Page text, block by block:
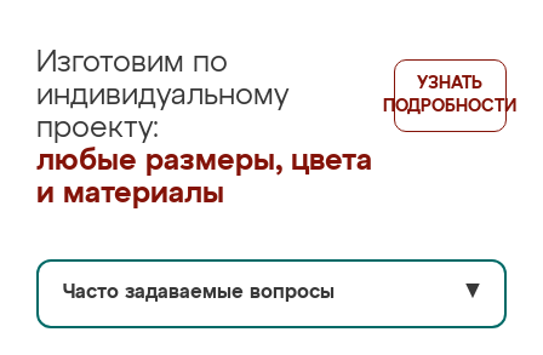
Изготовим по
индивидуальному
проекту:
любые размеры, цвета
и материалы
УЗНАТЬ
ПОДРОБНОСТИ
Часто задаваемые вопросы ▼